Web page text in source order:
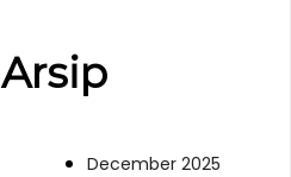
Arsip
December 2025